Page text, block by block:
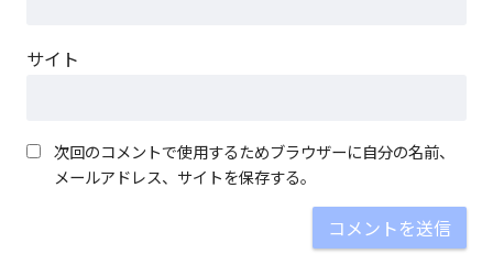
サイト
次回のコメントで使用するためブラウザーに自分の名前、
メールアドレス、サイトを保存する。